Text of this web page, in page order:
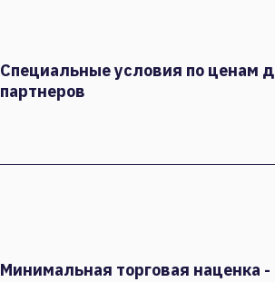
Специальные условия по ценам
партнеров
Минимальная торговая наценка